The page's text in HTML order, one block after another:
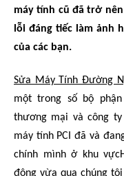
máy tính cũ đã trở
lỗi đáng tiếc làm ảnh
của các bạn.
Sửa Máy Tính Đường
một trong số bộ
thương mại và công ty
máy tính PCI đã và
chính mình ở khu
động vừa qua chúng